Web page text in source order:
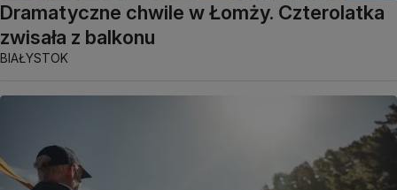
Dramatyczne chwile w Łomży. Czterolatka
zwisała z balkonu
BIAŁYSTOK